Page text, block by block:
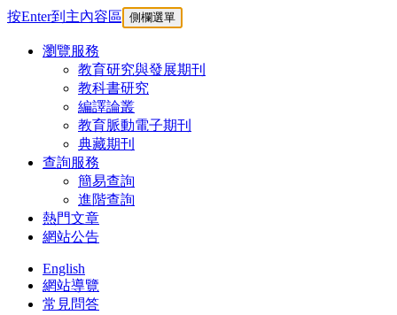
按Enter到主內容區 側欄選單
瀏覽服務
教育研究與發展期刊
教科書研究
編譯論叢
教育脈動電子期刊
典藏期刊
查詢服務
簡易查詢
進階查詢
熱門文章
網站公告
English
網站導覽
常見問答